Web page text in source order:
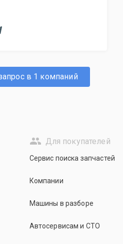
в 1 компаний
Для покупателей
Сервис поиска запчастей
Компании
Машины в разборе
Автосервисам и СТО